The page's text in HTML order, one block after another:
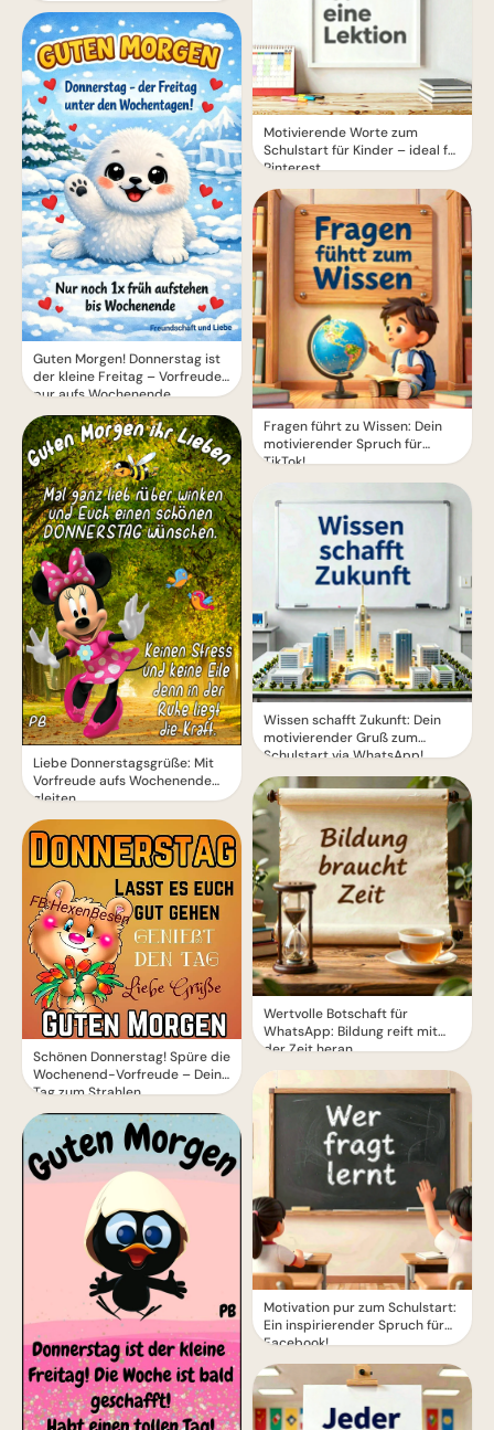
Guten Morgen! Donnerstag ist
der kleine Freitag – Vorfreude
pur aufs Wochenende
Liebe Donnerstagsgrüße: Mit
Vorfreude aufs Wochenende
gleiten
Schönen Donnerstag! Spüre die
Wochenend-Vorfreude – Dein
Tag zum Strahlen.
Motivierende Worte zum
Schulstart für Kinder – ideal für
Pinterest
Fragen führt zu Wissen: Dein
motivierender Spruch für
TikTok!
Wissen schafft Zukunft: Dein
motivierender Gruß zum
Schulstart via WhatsApp!
Wertvolle Botschaft für
WhatsApp: Bildung reift mit
der Zeit heran
Motivation pur zum Schulstart:
Ein inspirierender Spruch für
Facebook!